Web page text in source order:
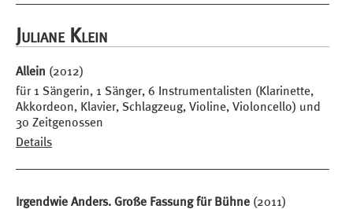
Juliane Klein
Allein (2012)
für 1 Sängerin, 1 Sänger, 6 Instrumentalisten (Klarinette,
Akkordeon, Klavier, Schlagzeug, Violine, Violoncello) und
30 Zeitgenossen
Details
Irgendwie Anders. Große Fassung für Bühne (2011)